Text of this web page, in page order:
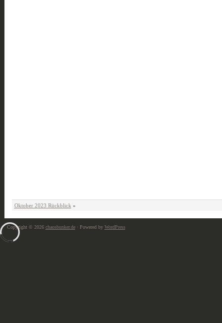
Oktober 2023 Rückblick »
Copyright © 2026 chaosbunker.de· Powered by WordPress